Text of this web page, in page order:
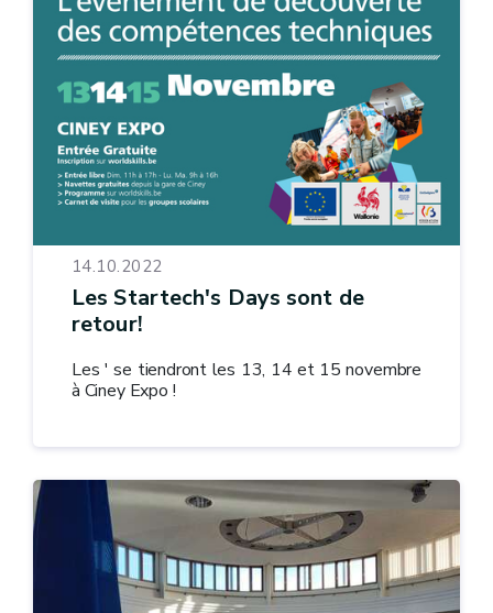
14.10.2022
Les Startech's Days sont de
retour!
Les ' se tiendront les 13, 14 et 15 novembre
à Ciney Expo !